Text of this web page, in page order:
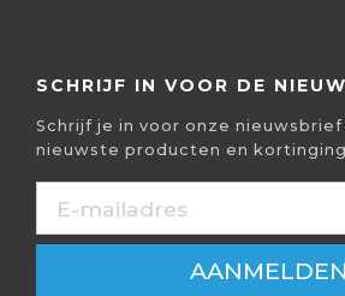
SCHRIJF IN VOOR DE
Schrijf je in voor onze
nieuwste producten en
AANMELDEN